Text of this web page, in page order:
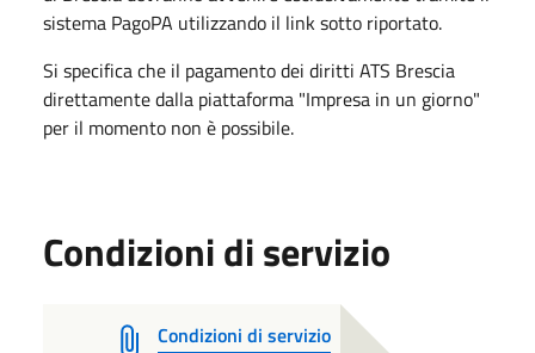
sistema PagoPA utilizzando il link sotto riportato.
Si specifica che il pagamento dei diritti ATS Brescia
direttamente dalla piattaforma "Impresa in un giorno"
per il momento non è possibile.
Condizioni di servizio
Condizioni di servizio